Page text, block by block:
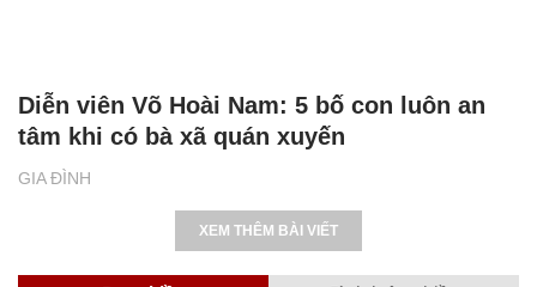
GIA ĐÌNH
Diễn viên Võ Hoài Nam: 5 bố con luôn an
tâm khi có bà xã quán xuyến
XEM THÊM BÀI VIẾT